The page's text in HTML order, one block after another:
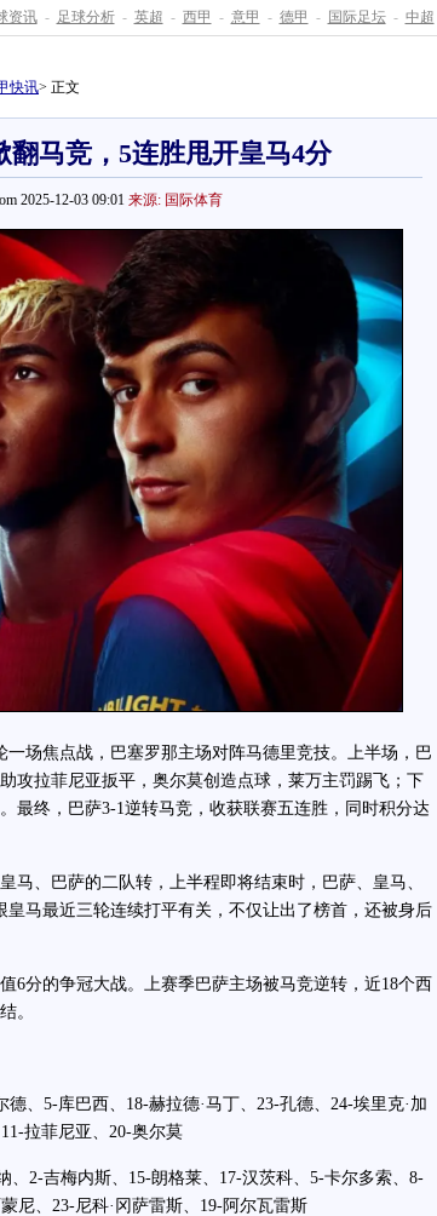
资讯 - 足球分析 - 英超 - 西甲 - 意甲 - 德甲 - 国际足坛 - 中超
快讯> 正文
翻马竞，5连胜甩开皇马4分
2025-12-03 09:01 来源: 国际体育
场焦点战，巴塞罗那主场对阵马德里竞技。上半场，巴
攻拉菲尼亚扳平，奥尔莫创造点球，莱万主罚踢飞；下
最终，巴萨3-1逆转马竞，收获联赛五连胜，同时积分达
、巴萨的二队转，上半程即将结束时，巴萨、皇马、
皇马最近三轮连续打平有关，不仅让出了榜首，还被身后
分的争冠大战。上赛季巴萨主场被马竞逆转，近18个西
。
、5-库巴西、18-赫拉德·马丁、23-孔德、24-埃里克·加
拉菲尼亚、20-奥尔莫
2-吉梅内斯、15-朗格莱、17-汉茨科、5-卡尔多索、8-
尼、23-尼科·冈萨雷斯、19-阿尔瓦雷斯